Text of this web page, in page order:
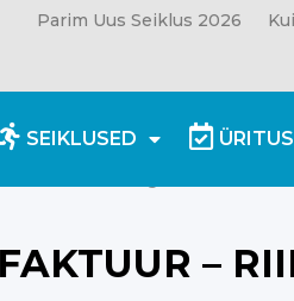
Parim Uus Seiklus 2026
SEIKLUSED
–